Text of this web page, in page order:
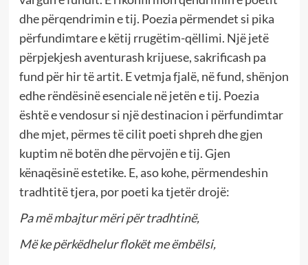
dhe përqendrimin e tij. Poezia përmendet si pika
përfundimtare e këtij rrugëtim-qëllimi. Një jetë
përpjekjesh aventurash krijuese, sakrificash pa
fund për hir të artit. E vetmja fjalë, në fund, shënjon
edhe rëndësinë esenciale në jetën e tij. Poezia
është e vendosur si një destinacion i përfundimtar
dhe mjet, përmes të cilit poeti shpreh dhe gjen
kuptim në botën dhe përvojën e tij. Gjen
kënaqësinë estetike. E, aso kohe, përmendeshin
tradhtitë tjera, por poeti ka tjetër drojë:
Pa më mbajtur mëri për tradhtinë,
Më ke përkëdhelur flokët me ëmbëlsi,